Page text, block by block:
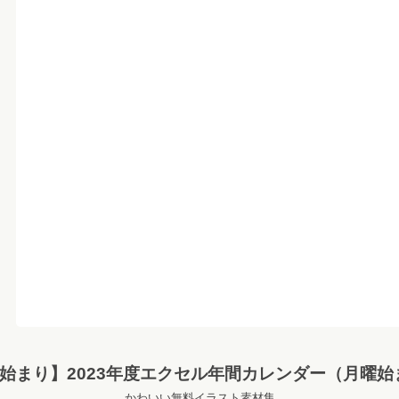
まり】2023年度エクセル年間カレンダー（月曜始